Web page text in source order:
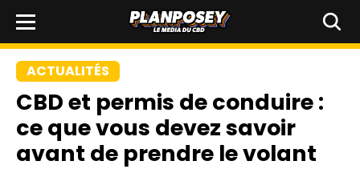
ACTUALITÉS
CBD et permis de conduire :
ce que vous devez savoir
avant de prendre le volant